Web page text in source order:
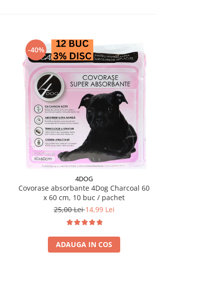
-40%
4DOG
Covorase absorbante 4Dog Charcoal 60
x 60 cm, 10 buc / pachet
25,00 Lei14,99 Lei
ADAUGA IN COS